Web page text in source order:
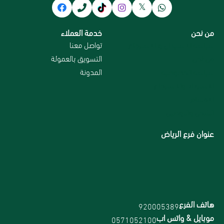
من نحن خدمة العملاء
تواصل معنا
التسويق بالعمولة
المدونة
عنوان فرع الرياض
هاتف الفرع920005389
موبايل & واتس اب0571052100